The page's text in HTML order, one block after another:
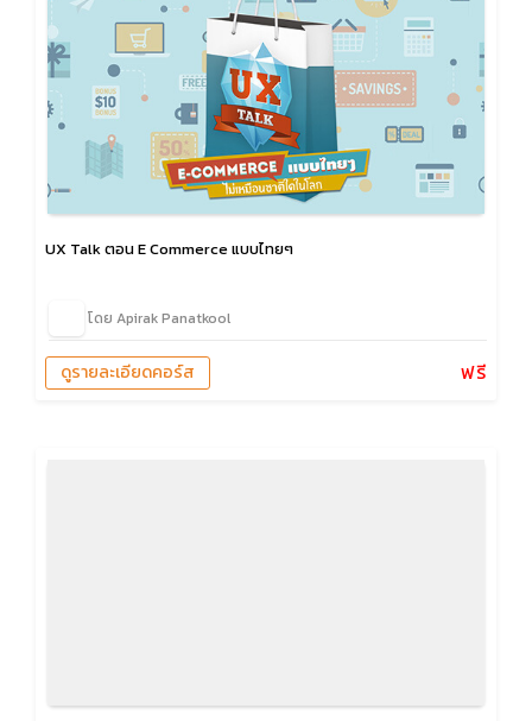
UX Talk ตอน E Commerce แบบไทยๆ
โดย Apirak Panatkool
ฟรี
ดูรายละเอียดคอร์ส